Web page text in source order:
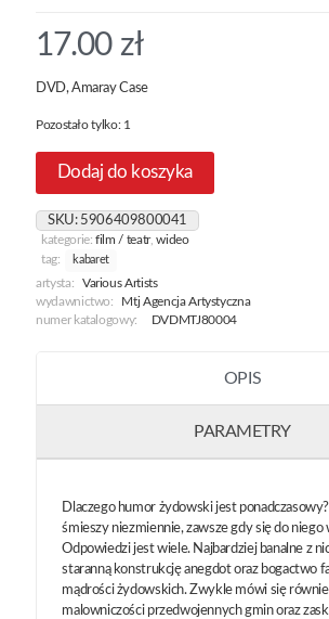
17.00 zł
DVD, Amaray Case
Pozostało tylko: 1
Dodaj do koszyka
SKU: 5906409800041
kategorie:film / teatr,wideo
tag:
kabaret
artysta:
Various Artists
wydawnictwo:
Mtj Agencja Artystyczna
numer katalogowy:
DVDMTJ80004
OPIS
PARAMETRY
Dlaczego humor żydowski jest
śmieszy niezmiennie, zawsze gdy się do niego
Odpowiedzi jest wiele. Najbardziej banalne z
staranną konstrukcję anegdot oraz bogactwo
mądrości żydowskich. Zwykle mówi się
malowniczości przedwojennych gmin oraz